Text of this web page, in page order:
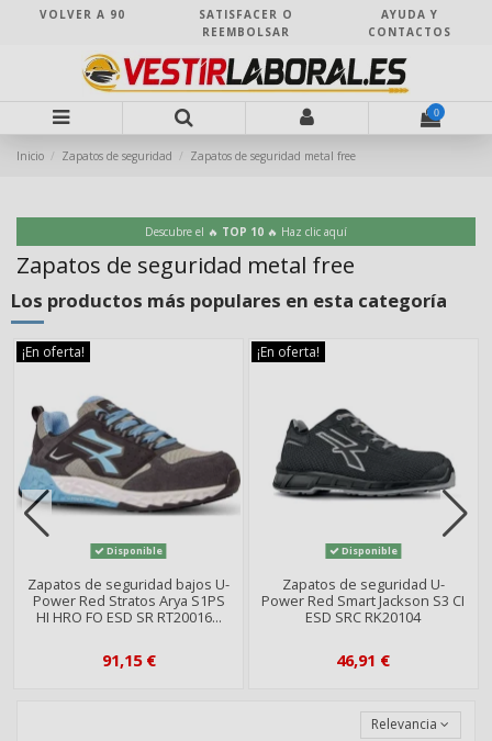
VOLVER A 90
SATISFACER O
REEMBOLSAR
AYUDA Y
CONTACTOS
0
Inicio Zapatos de seguridad Zapatos de seguridad metal free
Descubre el 🔥 TOP 10 🔥 Haz clic aquí
Zapatos de seguridad metal free
Los productos más populares en esta categoría
¡En oferta!
Disponible
Zapatos de seguridad bajos U-
Power Red Stratos Arya S1PS
HI HRO FO ESD SR RT20016...
91,15 €
¡En oferta!
Disponible
Zapatos de seguridad U-
Power Red Smart Jackson S3 CI
ESD SRC RK20104
46,91 €
Relevancia